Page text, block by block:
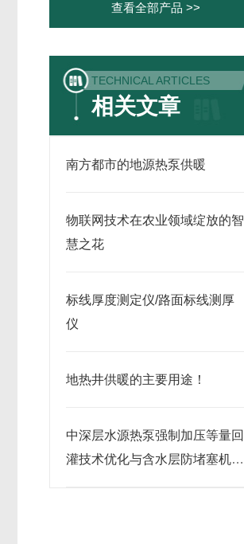
查看全部产品 >>
TECHNICAL ARTICLES
相关文章
南方都市的地源热泵供暖
物联网技术在农业领域绽放的智
慧之花
标线厚度测定仪/路面标线测厚
仪
地热井供暖的主要用途！
中深层水源热泵强制加压等量回
灌技术优化与含水层防堵塞机理